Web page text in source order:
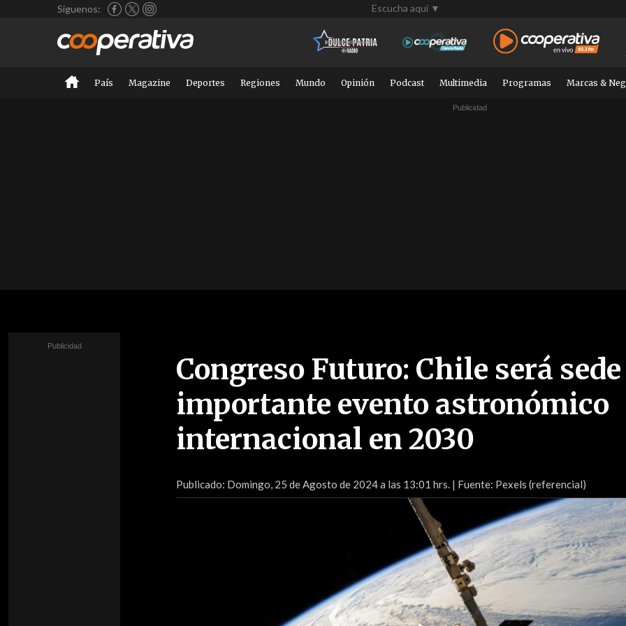
Síguenos: Escucha aquí ▼
País Magazine Deportes Regiones Mundo Opinión Podcast Multimedia Programas Marcas &
Congreso Futuro: Chile será sede
importante evento astronómico
internacional en 2030
Publicado: Domingo, 25 de Agosto de 2024 a las 13:01 hrs. | Fuente: Pexels (referencial)